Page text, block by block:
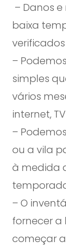
– Danos
baixa
–
simples
vários
internet,
–
ou a vila
à medida
– O
fornecer
começar